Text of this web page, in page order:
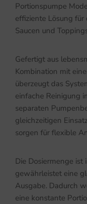
Portionspumpe
effiziente Lösung für
Saucen und
Gefertigt aus
Kombination mit
überzeugt das
einfache Reinigung
separaten
gleichzeitigen
sorgen für flexible
Die Dosiermenge
gewährleistet eine
Ausgabe. Dadurch
eine konstante